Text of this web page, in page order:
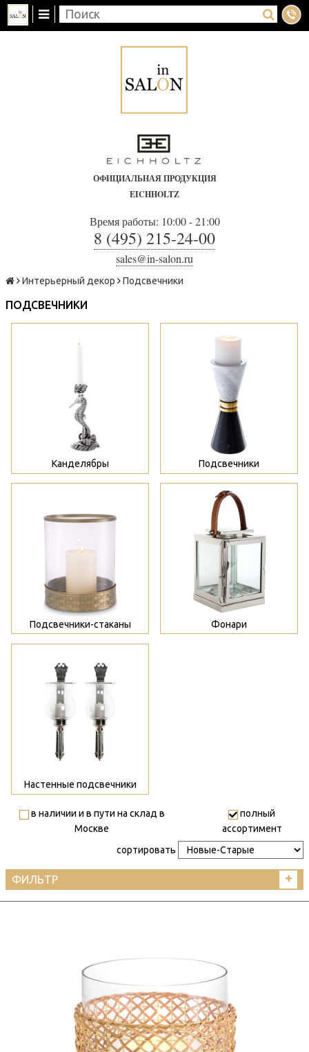
ОФИЦИАЛЬНАЯ ПРОДУКЦИЯ
EICHHOLTZ
Время работы: 10:00 - 21:00
8 (495) 215-24-00
sales@in-salon.ru
Интерьерный декор Подсвечники
ПОДСВЕЧНИКИ
Канделябры Подсвечники
Подсвечники-стаканы
>
Фонари
Настенные подсвечники
в наличии и в пути на склад в
Москве
полный
ассортимент
сортировать
ФИЛЬТР